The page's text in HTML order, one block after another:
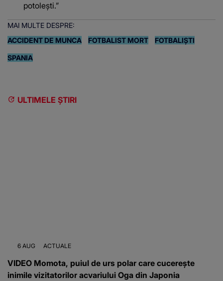
potoleşti.”
MAI MULTE DESPRE:
ACCIDENT DE MUNCA
FOTBALIST MORT FOTBALIŞTI
SPANIA
ULTIMELE ȘTIRI
6 AUG ACTUALE
VIDEO Momota, puiul de urs polar care cucerește
inimile vizitatorilor acvariului Oga din Japonia